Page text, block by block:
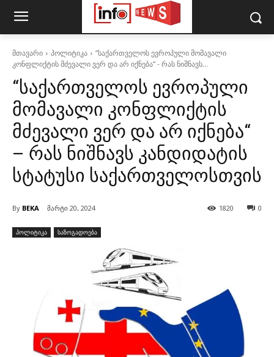
მთავარი პოლიტიკა
“საქართველოს ევროპული მომავალი
კონფლიქტის მძევალი ვერ და არ იქნება“ - რას ნიშნავს...
“საქართველოს ევროპული
მომავალი კონფლიქტის
მძევალი ვერ და არ იქნება“
– რას ნიშნავს კანდიდატის
სტატუსი საქართველოსთვის
By BEKA მარტი 20, 2024 0
1820
პოლიტიკა საზოგადოება